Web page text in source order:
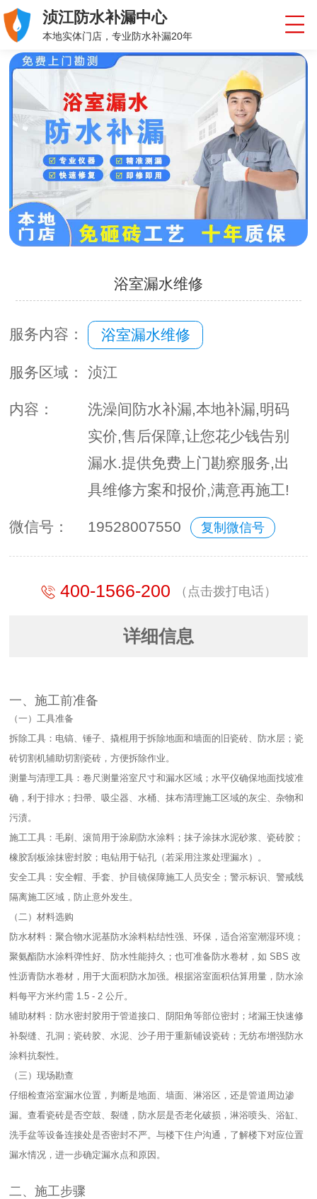
浈江防水补漏中心
本地实体门店，专业防水补漏20年
浴室漏水维修
服务内容： 浴室漏水维修
服务区域： 浈江
内容：
洗澡间防水补漏,本地补漏,明码
实价,售后保障,让您花少钱告别
漏水.提供免费上门勘察服务,出
具维修方案和报价,满意再施工!
微信号： 19528007550 复制微信号
400-1566-200 （点击拨打电话）
详细信息
一、施工前准备​
（一）工具准备​
拆除工具：电镐、锤子、撬棍用于拆除地面和墙面的旧瓷砖、防水层；瓷
砖切割机辅助切割瓷砖，方便拆除作业。​
测量与清理工具：卷尺测量浴室尺寸和漏水区域；水平仪确保地面找坡准
确，利于排水；扫帚、吸尘器、水桶、抹布清理施工区域的灰尘、杂物和
污渍。​
施工工具：毛刷、滚筒用于涂刷防水涂料；抹子涂抹水泥砂浆、瓷砖胶；
橡胶刮板涂抹密封胶；电钻用于钻孔（若采用注浆处理漏水）。​
安全工具：安全帽、手套、护目镜保障施工人员安全；警示标识、警戒线
隔离施工区域，防止意外发生。​
（二）材料选购​
防水材料：聚合物水泥基防水涂料粘结性强、环保，适合浴室潮湿环境；
聚氨酯防水涂料弹性好、防水性能持久；也可准备防水卷材，如 SBS 改
性沥青防水卷材，用于大面积防水加强。根据浴室面积估算用量，防水涂
料每平方米约需 1.5 - 2 公斤。​
辅助材料：防水密封胶用于管道接口、阴阳角等部位密封；堵漏王快速修
补裂缝、孔洞；瓷砖胶、水泥、沙子用于重新铺设瓷砖；无纺布增强防水
涂料抗裂性。​
（三）现场勘查​
仔细检查浴室漏水位置，判断是地面、墙面、淋浴区，还是管道周边渗
漏。查看瓷砖是否空鼓、裂缝，防水层是否老化破损，淋浴喷头、浴缸、
洗手盆等设备连接处是否密封不严。与楼下住户沟通，了解楼下对应位置
漏水情况，进一步确定漏水点和原因。​
二、施工步骤​